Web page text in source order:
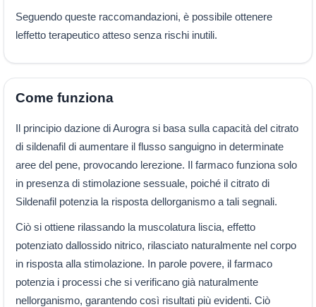
Seguendo queste raccomandazioni, è possibile ottenere
leffetto terapeutico atteso senza rischi inutili.
Come funziona
Il principio dazione di Aurogra si basa sulla capacità del citrato
di sildenafil di aumentare il flusso sanguigno in determinate
aree del pene, provocando lerezione. Il farmaco funziona solo
in presenza di stimolazione sessuale, poiché il citrato di
Sildenafil potenzia la risposta dellorganismo a tali segnali.
Ciò si ottiene rilassando la muscolatura liscia, effetto
potenziato dallossido nitrico, rilasciato naturalmente nel corpo
in risposta alla stimolazione. In parole povere, il farmaco
potenzia i processi che si verificano già naturalmente
nellorganismo, garantendo così risultati più evidenti. Ciò